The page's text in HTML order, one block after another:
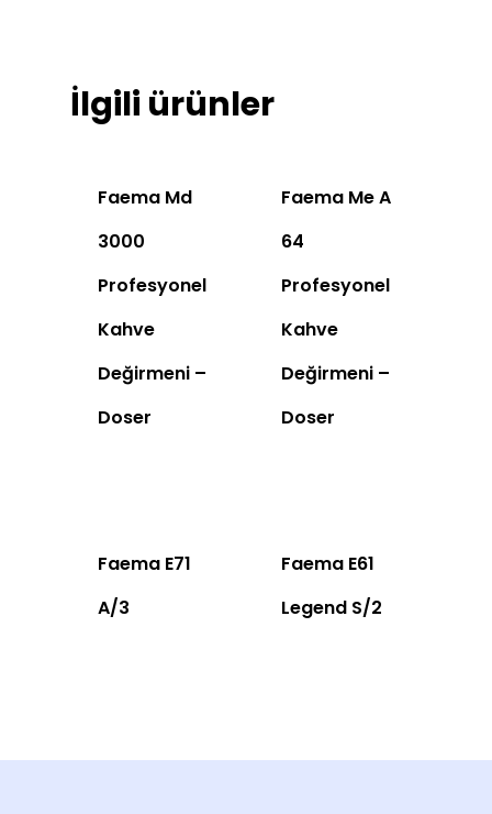
İlgili ürünler
Faema Md
3000
Profesyonel
Kahve
Değirmeni –
Doser
Faema Me A
64
Profesyonel
Kahve
Değirmeni –
Doser
Faema E71
A/3
Faema E61
Legend S/2